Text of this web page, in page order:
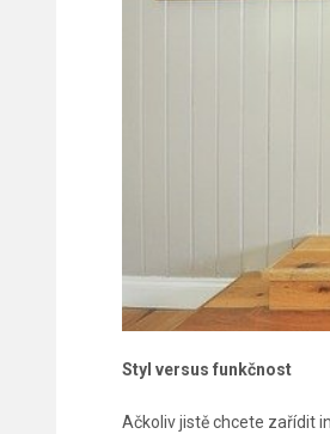
Styl versus funkčnost
Ačkoliv jistě chcete zařídit